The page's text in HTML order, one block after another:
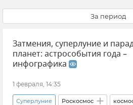
За период
Затмения, суперлуние и
планет: астрособытия года –
инфографика
1 февраля, 14:35
Суперлуние Роскосмос